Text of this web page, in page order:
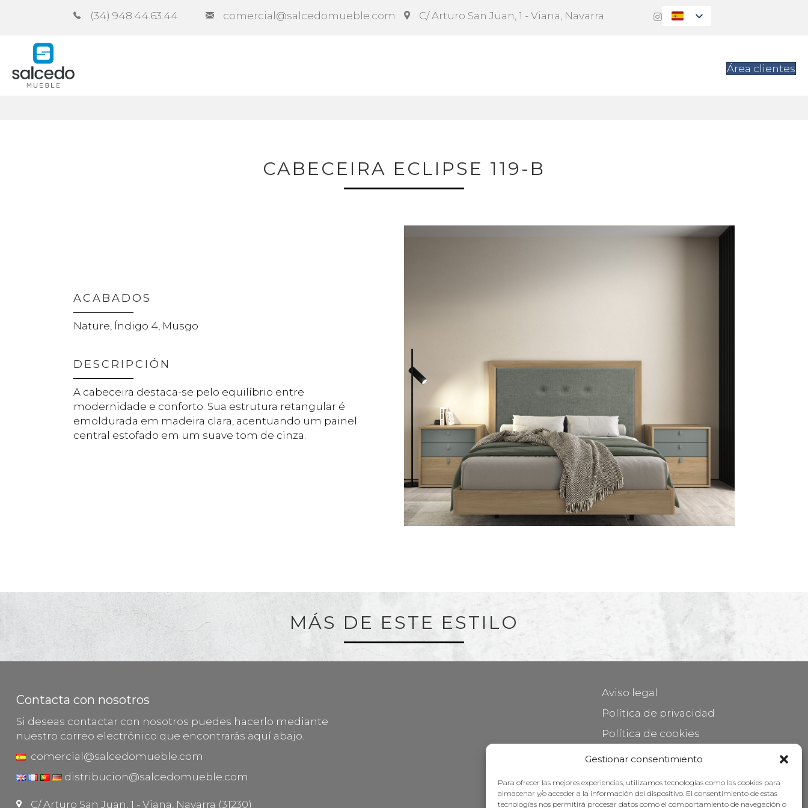
Gestionar consentimiento
Para ofrecer las mejores experiencias, utilizamos tecnologías como las cookies para
almacenar y/o acceder a la información del dispositivo. El consentimiento de estas
tecnologías nos permitirá procesar datos como el comportamiento de navegación o
(34) 948.44.63.44 comercial@salcedomueble.com C/ Arturo San Juan, 1 - Viana, Navarra
Área clientes
CABECEIRA ECLIPSE 119-B
ACABADOS
Nature, Índigo 4, Musgo
DESCRIPCIÓN
A cabeceira destaca-se pelo equilíbrio entre
modernidade e conforto. Sua estrutura retangular é
emoldurada em madeira clara, acentuando um painel
central estofado em um suave tom de cinza.
MÁS DE ESTE ESTILO
Contacta con nosotros
Si deseas contactar con nosotros puedes hacerlo mediante
nuestro correo electrónico que encontrarás aquí abajo.
comercial@salcedomueble.com
distribucion@salcedomueble.com
C/ Arturo San Juan, 1 - Viana, Navarra (31230)
Aviso legal
Política de privacidad
Política de cookies
Mantener su mueble